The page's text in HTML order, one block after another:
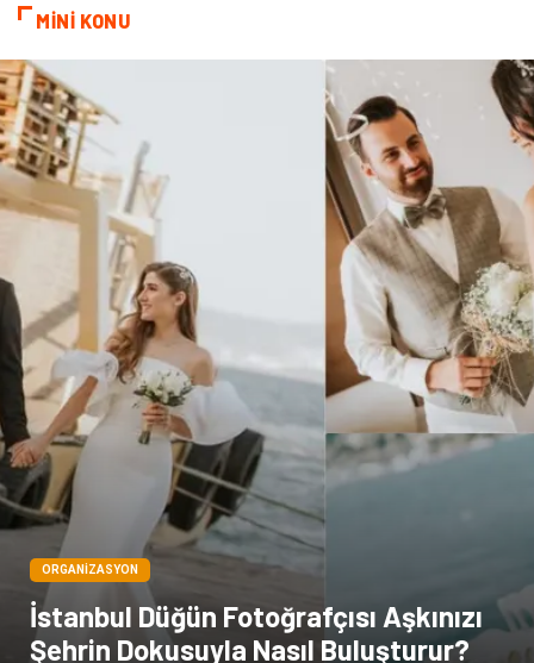
Bakım Aksesuar
Sağlık Haberleri Blogroll
Spor Malzemeleri Hediyelik Eşya
Kültür Acil ve İlkyardım
MİNİ KONU
ORGANIZASYON
İstanbul Düğün Fotoğrafçısı Aşkınızı
Şehrin Dokusuyla Nasıl Buluşturur?